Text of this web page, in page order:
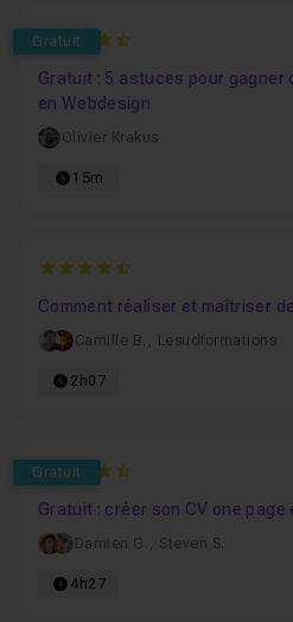
Gratuit
4.2222222222222
Gratuit : 5 astuces pour gagner
en Webdesign
Olivier Krakus
15m
4.9210526315789
Comment réaliser et maîtriser
Camille B. , Lesudformations
2h07
Gratuit
4.7073170731707
Gratuit : créer son CV one page
Damien G. , Steven S.
4h27